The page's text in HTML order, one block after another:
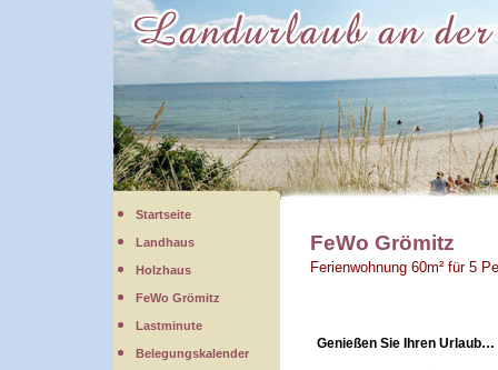
Startseite
Landhaus
Holzhaus
FeWo Grömitz
Lastminute
Belegungskalender
FeWo Grömitz
Ferienwohnung 60m² für 5
Genießen Sie Ihren Urlaub…